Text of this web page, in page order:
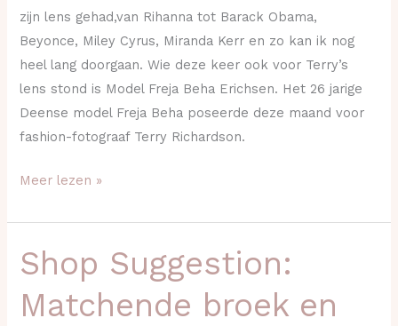
zijn lens gehad,van Rihanna tot Barack Obama,
Beyonce, Miley Cyrus, Miranda Kerr en zo kan ik nog
heel lang doorgaan. Wie deze keer ook voor Terry’s
lens stond is Model Freja Beha Erichsen. Het 26 jarige
Deense model Freja Beha poseerde deze maand voor
fashion-fotograaf Terry Richardson.
Meer lezen »
Shop Suggestion:
Matchende broek en
Shop
Suggestion:
Matchende